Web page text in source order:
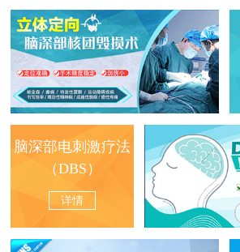
脑深部电刺激疗法
（DBS）
详情